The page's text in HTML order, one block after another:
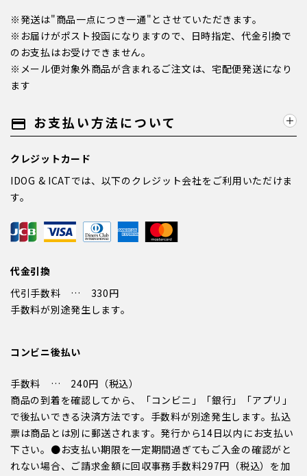
※発送は"商品一点につき一通"とさせていただきます。
※お届けがポスト投函になりますので、日時指定、代金引換で
のお支払はお受けできません。
※メール便対象外商品が含まれるご注文は、宅配便発送になり
ます
payment お支払い方法について
クレジットカード
IDOG & ICATでは、以下のクレジット会社をご利用いただけま
す。
代金引換
代引手数料 … 330円
手数料が別途発生します。
コンビニ後払い
手数料 … 240円（税込）
商品の到着を確認してから、「コンビニ」「銀行」「アプリ」
で後払いできる決済方法です。手数料が別途発生します。払込
票は商品とは別に郵送されます。発行から14日以内にお支払い
下さい。●お支払い期限を一定期間過ぎてもご入金の確認がと
れない場合、ご請求金額に回収事務手数料297円（税込）を加